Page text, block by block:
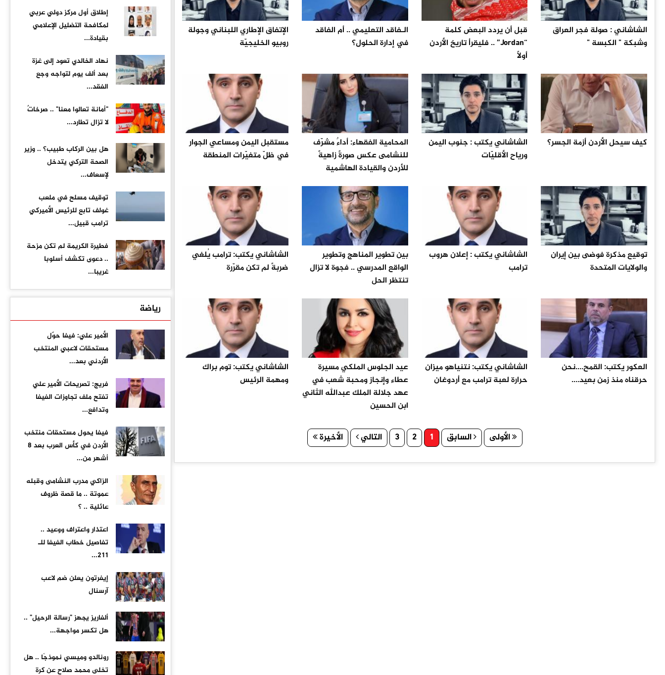
الشاشاني : صولة فجر العراق
وشبكة " الكبسة "
قبل أن يردد البعض كلمة
“Jordan” .. فليقرأ تاريخ الأردن
أولًا
الـفاقد التعليمي .. أم الفاقد
في إدارة الحلول؟
الإتفاق الإطاري اللبناني وجولة
روبيو الخليجيّة
كيف سيحل الأردن أزمة الجسر؟
الشاشاني يكتب : جنوب اليمن
ورياح الأقليّات
المحامية الفقهاء: أداءٌ مشرّف
للنشامى عكس صورةً زاهيةً
للأردن والقيادة الهاشمية
مستقبل اليمن ومساعي الجوار
في ظلّ متغيّرات المنطقة
توقيع مذكرة فوضى بين إيران
والولايات المتحدة
الشاشاني يكتب : إعلان هروب
ترامب
بين تطوير المناهج وتطوير
الواقع المدرسي .. فجوة لا تزال
تنتظر الحل
الشاشاني يكتب: ترامب يُلغي
ضربةً لم تكن مقرّرة
العكور يكتب: القمح….نحن
حرقناه منذ زمن بعيد….
الشاشاني يكتب: نتنياهو ميزان
حرارة لعبة ترامب مع أردوغان
عيد الجلوس الملكي مسيرة
عطاء وإنجاز ومحبة شعب في
عهد جلالة الملك عبدالله الثاني
ابن الحسين
الشاشاني يكتب: توم براك
ومهمة الرئيس
الأولى السابق 1
2
3 التالي الأخيرة
إطلاق أول مركز دولي عربي
لمكافحة التضليل الإعلامي
بقيادة...
نهاد الخالدي تعود إلى غزة
بعد ألف يوم لتواجه وجع
الفقد...
"أمانة تعالوا معنا" .. صرخاتٌ
لا تزال تطارد...
هل بين الركاب طبيب؟ .. وزير
الصحة التركي يتدخل
لإسعاف...
توقيف مسلح في ملعب
غولف تابع للرئيس الأميركي
ترامب قبيل...
فطيرة الكريمة لم تكن مزحة
.. دعوى تكشف أسلوبا
غريبا...
رياضة
الأمير علي: فيفا حوّل
مستحقات لاعبي المنتخب
الأردني بعد...
فريج: تصريحات الأمير علي
تفتح ملف تجاوزات الفيفا
وتدافع...
فيفا يحول مستحقات منتخب
الأردن في كأس العرب بعد 8
أشهر من...
الزاكي مدرب النشامى وقبله
عموتة .. ما قصة ظروف
عائلية .. ؟
اعتذار واعتراف ووعيد ..
تفاصيل خطاب الفيفا للـ
211...
إيفرتون يعلن ضم لاعب
آرسنال
ألفاريز يجهز "رسالة الرحيل" ..
هل تكسر مواجهة...
رونالدو وميسي نموذجًا .. هل
تخلى محمد صلاح عن كرة